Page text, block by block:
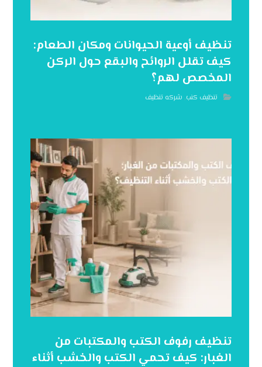
تنظيف أوعية الحيوانات ومكان الطعام:
كيف تقلل الروائح والبقع حول الركن
المخصص لهم؟
تنظيف كنب, شركه تنظيف
تنظيف رفوف الكتب والمكتبات من
الغبار: كيف تحمي الكتب والخشب أثناء